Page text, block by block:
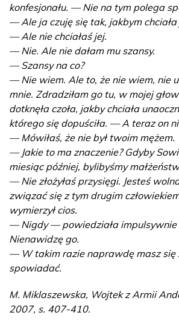
konfesjonału. — Nie na tym polega
— Ale ja czuję się tak, jakbym chciała
— Ale nie chciałaś jej.
— Nie. Ale nie dałam mu szansy.
— Szansy na co?
— Nie wiem. Ale to, że nie wiem, nie
mnie. Zdradziłam go tu, w mojej
dotknęła czoła, jakby chciała
którego się dopuściła. — A teraz on
— Mówiłaś, że nie był twoim mężem.
— Jakie to ma znaczenie? Gdyby
miesiąc później, bylibyśmy
— Nie złożyłaś przysięgi. Jesteś
związać się z tym drugim
wymierzył cios.
— Nigdy — powiedziała
Nienawidzę go.
— W takim razie naprawdę masz się
spowiadać.
M. Miklaszewska, Wojtek z Armii
2007, s. 407-410.